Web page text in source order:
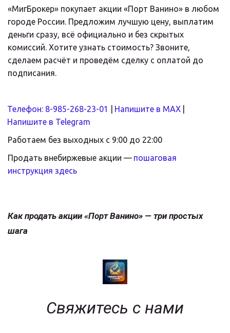
«МигБрокер» покупает акции «Порт Ванино» в любом
городе России. Предложим лучшую цену, выплатим
деньги сразу, всё официально и без скрытых
комиссий. Хотите узнать стоимость? Звоните,
сделаем расчёт и проведём сделку с оплатой до
подписания.
Телефон: 8-985-268-23-01 Напишите в MAX |
Напишите в Telegram
Работаем без выходных с 9:00 до 22:00
Продать внебиржевые акции — пошаговая
инструкция здесь
Как продать акции «Порт Ванино» — три простых
шага
Свяжитесь с нами